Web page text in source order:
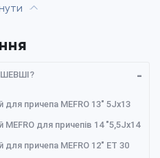
причепа MEFRO 13" 5Jх13
для причепів 14 "5,5Jх14
причепа MEFRO 12" ET 30